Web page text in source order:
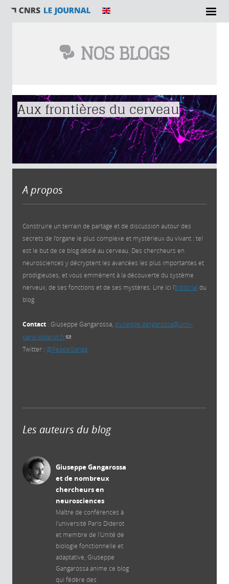
NOS BLOGS
Vous êtes ici
Aux frontières du cerveau
A propos
Construire un terrain de partage et de discussion autour des
secrets de l’organe le plus complexe et mystérieux du vivant : tel
est le but de ce blog dédié au cerveau. Des chercheurs en
neurosciences y décryptent les avancées les plus importantes et
prodigieuses, et vous emmènent à la découverte du système
nerveux, de ses fonctions et de ses mystères. Lire ici l'éditorial du
blog.
Contact : Giuseppe Gangarossa, giuseppe.gangarossa@univ-
paris-diderot.fr(link sends e-mail)
Twitter : @PeppeGanga
Les auteurs du blog
Giuseppe Gangarossa
et de nombreux
chercheurs en
neurosciences
Maître de conférences à
l’université Paris Diderot
et membre de l'Unité de
biologie fonctionnelle et
adaptative, Giuseppe
Gangarossa anime ce blog
qui fédère des